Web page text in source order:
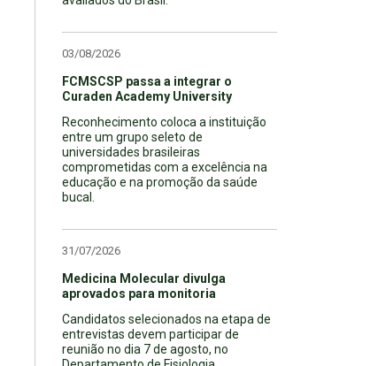
03/08/2026
FCMSCSP passa a integrar o
Curaden Academy University
Reconhecimento coloca a instituição
entre um grupo seleto de
universidades brasileiras
comprometidas com a excelência na
educação e na promoção da saúde
bucal.
31/07/2026
Medicina Molecular divulga
aprovados para monitoria
Candidatos selecionados na etapa de
entrevistas devem participar de
reunião no dia 7 de agosto, no